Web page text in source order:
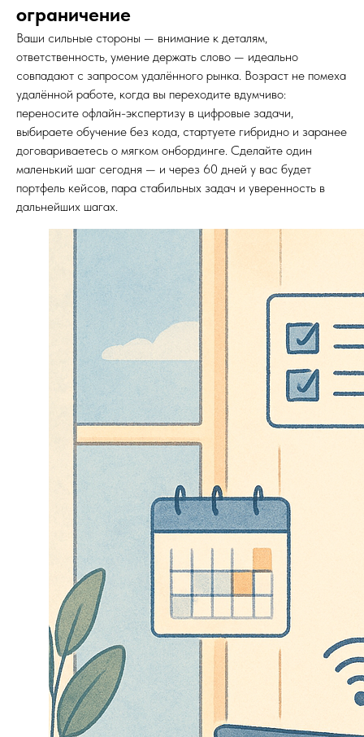
ограничение
Ваши сильные стороны — внимание к деталям,
ответственность, умение держать слово — идеально
совпадают с запросом удалённого рынка. Возраст не помеха
удалённой работе, когда вы переходите вдумчиво:
переносите офлайн-экспертизу в цифровые задачи,
выбираете обучение без кода, стартуете гибридно и заранее
договариваетесь о мягком онбординге. Сделайте один
маленький шаг сегодня — и через 60 дней у вас будет
портфель кейсов, пара стабильных задач и уверенность в
дальнейших шагах.